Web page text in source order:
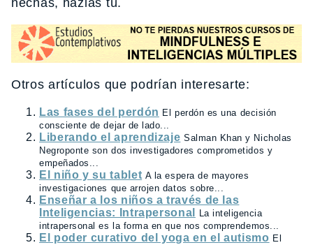
hechas, hazlas tú.
Otros artículos que podrían interesarte:
Las fases del perdón El perdón es una decisión
consciente de dejar de lado...
Liberando el aprendizaje Salman Khan y Nicholas
Negroponte son dos investigadores comprometidos y
empeñados...
El niño y su tablet A la espera de mayores
investigaciones que arrojen datos sobre...
Enseñar a los niños a través de las
Inteligencias: Intrapersonal
La inteligencia
intrapersonal es la forma en que nos comprendemos...
El poder curativo del yoga en el autismo El